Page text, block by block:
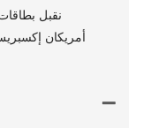
نقبل
أمريكان